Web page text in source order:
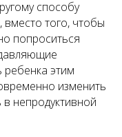
способу
вместо того, чтобы
попроситься
ребенка этим
изменить
непродуктивной